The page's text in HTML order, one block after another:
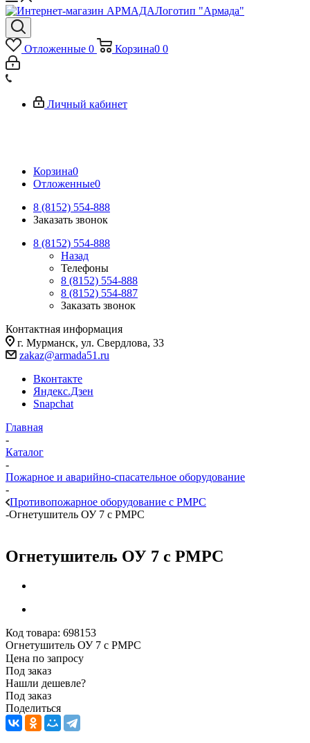
Логотип "Армада"
Отложенные 0 Корзина0 0
Личный кабинет
Корзина0
Отложенные0
8 (8152) 554-888
Заказать звонок
8 (8152) 554-888
Назад
Телефоны
8 (8152) 554-888
8 (8152) 554-887
Заказать звонок
Контактная информация
г. Мурманск, ул. Свердлова, 33
zakaz@armada51.ru
Вконтакте
Яндекс.Дзен
Snapchat
Главная
-
Каталог
-
Пожарное и аварийно-спасательное оборудование
-
Противопожарное оборудование с РМРС
-Огнетушитель ОУ 7 с РМРС
Огнетушитель ОУ 7 с РМРС
Код товара: 698153
Огнетушитель ОУ 7 с РМРС
Цена по запросу
Под заказ
Нашли дешевле?
Под заказ
Поделиться